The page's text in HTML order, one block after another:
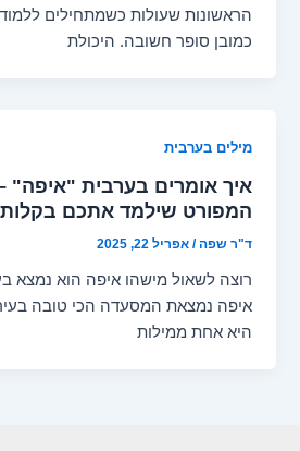
הראשונות שעולות כשמתחילים
כמובן סופר חשובה. היכולת
מילים בערבית
איך אומרים בערבית "איפה"
המפורט שילמד אתכם
ד"ר שפה/אפריל 22, 2025
רוצה לשאול מישהו איפה הוא נמצא
איפה נמצאת המסעדה הכי טובה
היא אחת ממילות